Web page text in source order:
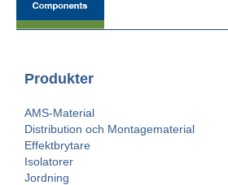
Produkter
AMS-Material
Distribution och Montagematerial
Effektbrytare
Isolatorer
Jordning